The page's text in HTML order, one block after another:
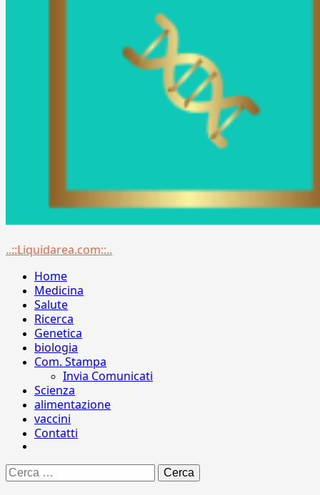
Menu
..::Liquidarea.com::..
Home
Medicina
Salute
Ricerca
Genetica
biologia
Com. Stampa
Invia Comunicati
Scienza
alimentazione
vaccini
Contatti
Ricerca
per: